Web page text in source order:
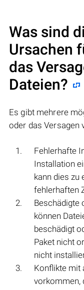
Was sind
Ursachen
das
Dateien?
Es gibt mehrere
oder das Versagen
Fehlerhafte
Installation
kann dies zu
fehlerhaften
Beschädigte
können
beschädigt
Paket nicht
nicht
Konflikte mit
vorkommen,